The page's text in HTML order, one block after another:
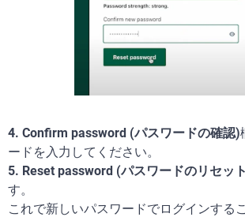
4. Confirm password (パスワードの確認)
ードを入力してください。
5. Reset password (パスワードのリセッ
す。
これで新しいパスワードでログインする